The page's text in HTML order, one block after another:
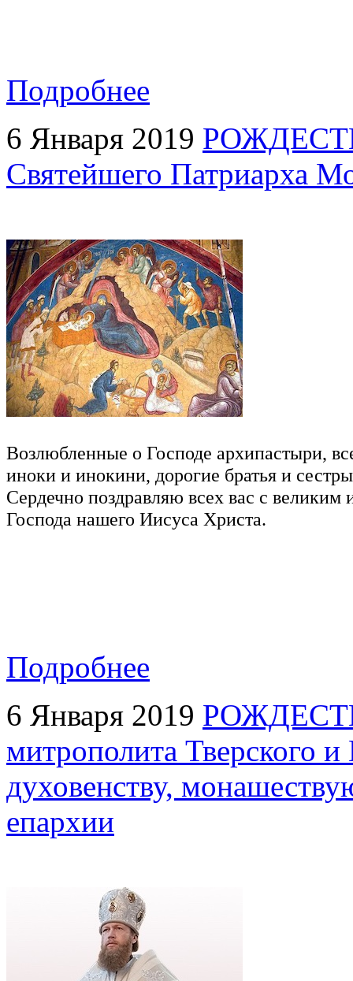
Подробнее
6 Января 2019
Святейшего Патриарха
Возлюбленные о Господе архипастыри,
иноки и инокини, дорогие братья и
Сердечно поздравляю всех вас с
Господа нашего Иисуса Христа.
Подробнее
6 Января 2019
митрополита Тверского
духовенству,
епархии